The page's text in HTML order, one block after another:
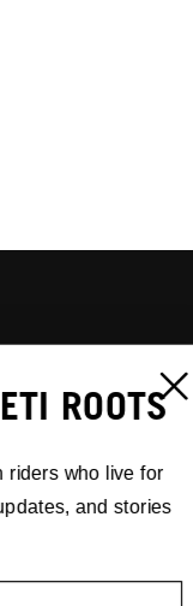
ROOTS
riders who live for
and stories